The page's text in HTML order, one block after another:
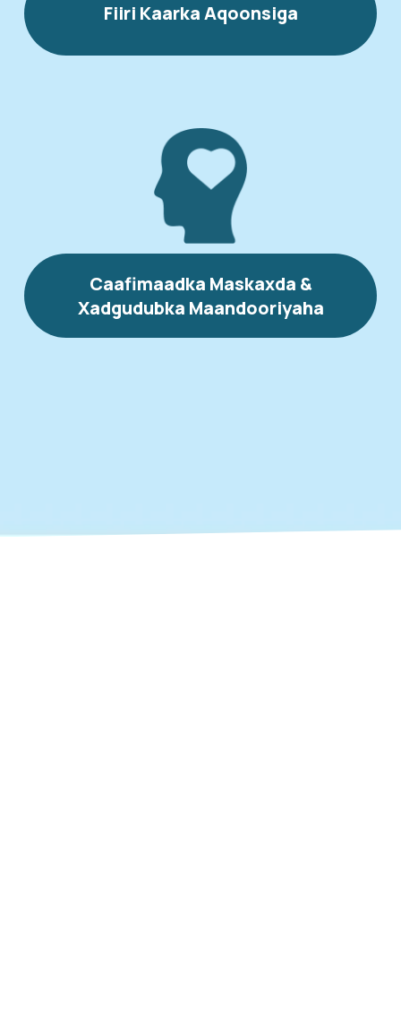
Fiiri Kaarka Aqoonsiga
Caafimaadka Maskaxda &
Xadgudubka Maandooriyaha